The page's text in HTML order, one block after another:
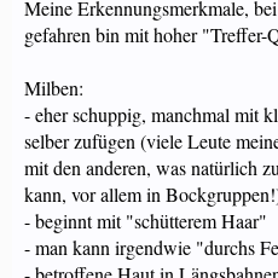
Meine Erkennungsmerkmale,
gefahren bin mit hoher "Treffer-
Milben:
- eher schuppig, manchmal mit
selber zufügen (viele Leute
mit den anderen, was natürlich
kann, vor allem in
- beginnt mit "schütterem Haar"
- man kann irgendwie "durchs